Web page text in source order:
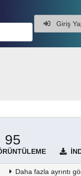
Giriş
95
Daha fazla ayrıntı